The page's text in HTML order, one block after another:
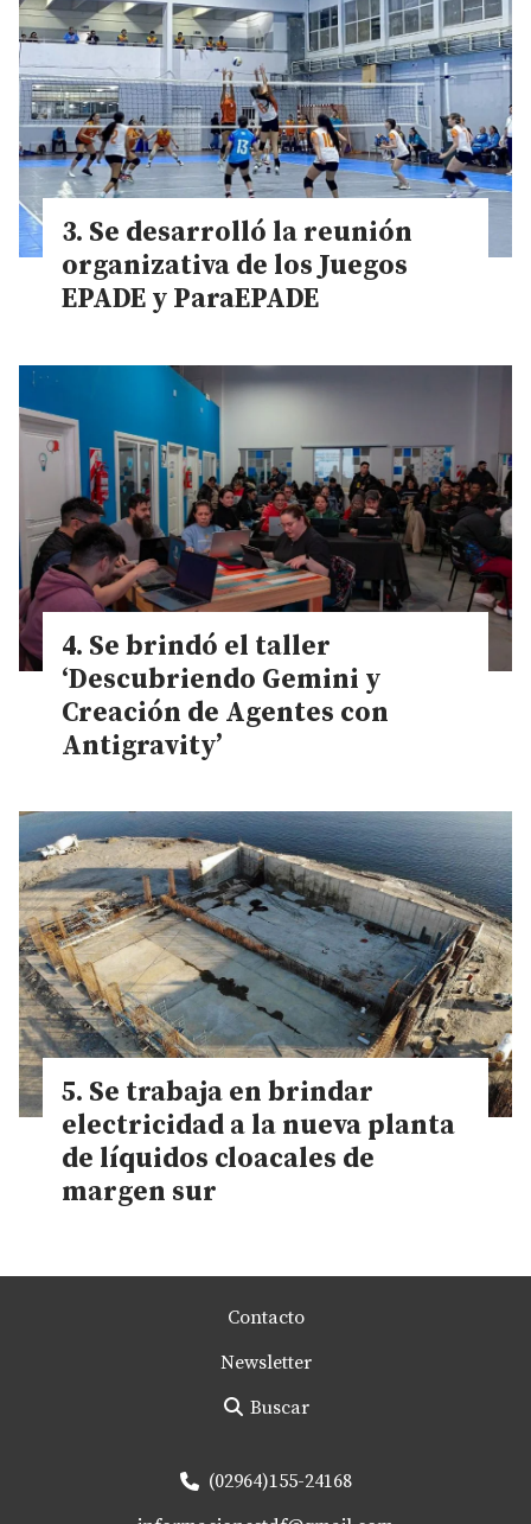
Se desarrolló la reunión
organizativa de los Juegos
EPADE y ParaEPADE
Se brindó el taller
‘Descubriendo Gemini y
Creación de Agentes con
Antigravity’
Se trabaja en brindar
electricidad a la nueva planta
de líquidos cloacales de
margen sur
Contacto
Newsletter
Buscar
(02964)155-24168